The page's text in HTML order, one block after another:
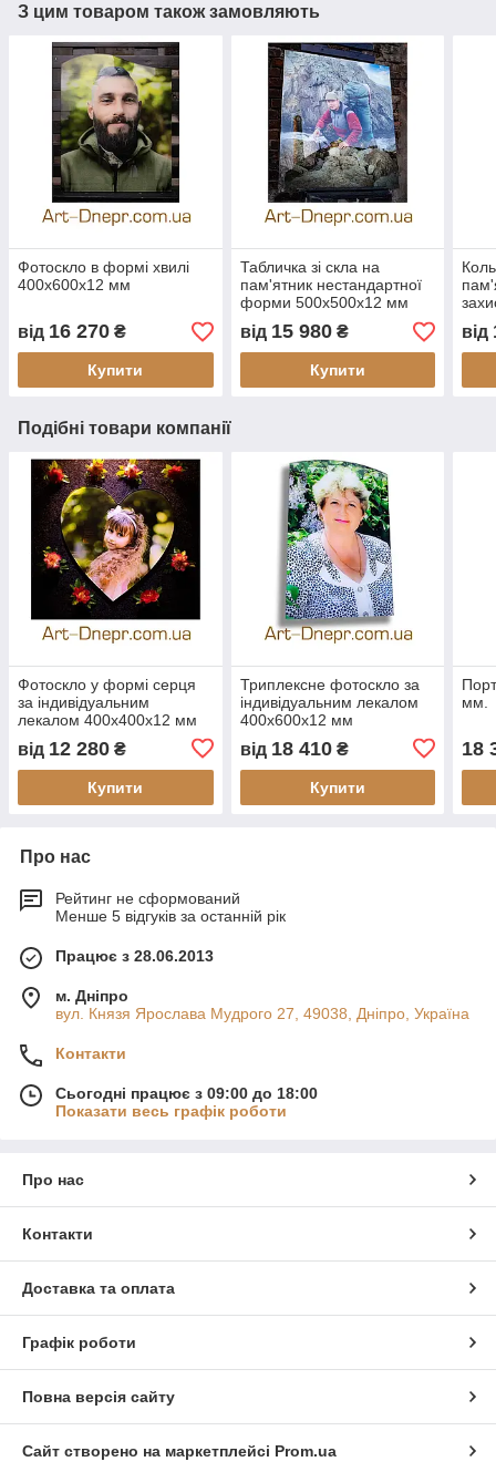
З цим товаром також замовляють
Фотоскло в формі хвилі
400х600х12 мм
від 16 270 ₴
Купити
Табличка зі скла на
пам'ятник нестандартної
форми 500х500х12 мм
від 15 980₴
Купити
від
Подібні товари компанії
Фотоскло у формі серця
за індивідуальним
лекалом 400х400х12 мм
від 12 280 ₴
Купити
Триплексне фотоскло за
індивідуальним лекалом
400х600х12 мм
від 18 410₴
Купити
мм.
18
Про нас
Рейтинг не сформований
Менше 5 відгуків за останній рік
Працює з 28.06.2013
м. Дніпро
вул. Князя Ярослава Мудрого 27, 49038, Дніпро, Україна
Контакти
Сьогодні працює з 09:00 до 18:00
Показати весь графік роботи
Про нас
Контакти
Доставка та оплата
Графік роботи
Повна версія сайту
Сайт створено на маркетплейсі Prom.ua